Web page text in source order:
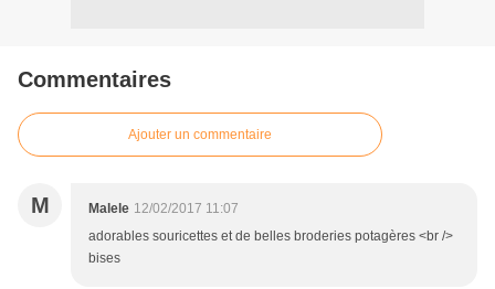
Commentaires
Ajouter un commentaire
M Malele 12/02/2017 11:07
adorables souricettes et de belles broderies potagères <br />
bises